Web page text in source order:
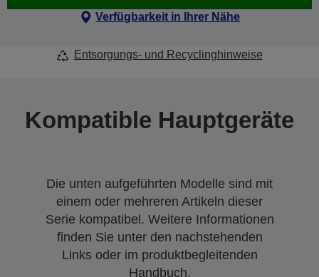
Verfügbarkeit in Ihrer Nähe
Entsorgungs- und Recyclinghinweise
Kompatible Hauptgeräte
Die unten aufgeführten Modelle sind mit
einem oder mehreren Artikeln dieser
Serie kompatibel. Weitere Informationen
finden Sie unter den nachstehenden
Links oder im produktbegleitenden
Handbuch.